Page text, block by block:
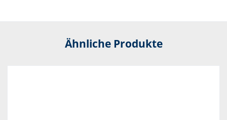
Ähnliche Produkte